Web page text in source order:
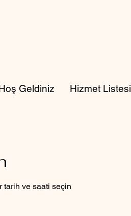
Geldiniz Hizmet Listesi
tarih ve saati seçin